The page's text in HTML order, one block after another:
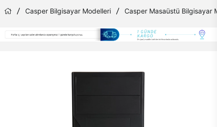
Casper Bilgisayar Modelleri Casper Masaüstü Bilgisayar